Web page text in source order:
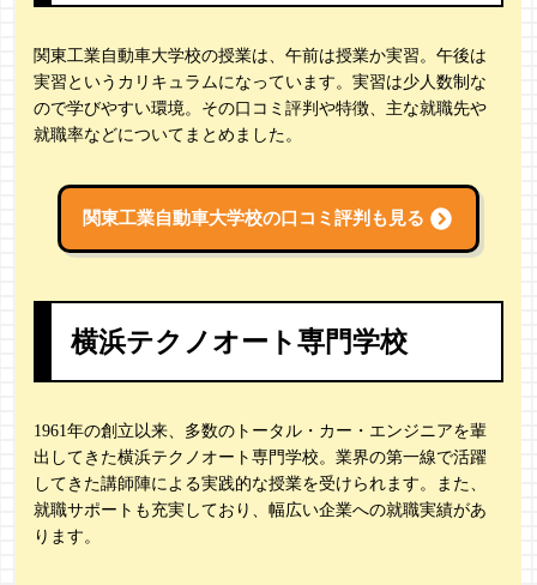
関東工業自動車大学校の授業は、午前は授業か実習。午後は
実習というカリキュラムになっています。実習は少人数制な
ので学びやすい環境。その口コミ評判や特徴、主な就職先や
就職率などについてまとめました。
関東工業自動車大学校の口コミ評判も見る
横浜テクノオート専門学校
1961年の創立以来、多数のトータル・カー・エンジニアを輩
出してきた横浜テクノオート専門学校。業界の第一線で活躍
してきた講師陣による実践的な授業を受けられます。また、
就職サポートも充実しており、幅広い企業への就職実績があ
ります。